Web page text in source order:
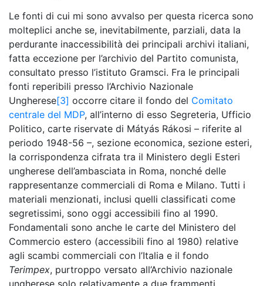
Le fonti di cui mi sono avvalso per questa ricerca sono
molteplici anche se, inevitabilmente, parziali, data la
perdurante inaccessibilità dei principali archivi italiani,
fatta eccezione per l’archivio del Partito comunista,
consultato presso l’istituto Gramsci. Fra le principali
fonti reperibili presso l’Archivio Nazionale
Ungherese[3] occorre citare il fondo del Comitato
centrale del MDP, all’interno di esso Segreteria, Ufficio
Politico, carte riservate di Mátyás Rákosi – riferite al
periodo 1948-56 –, sezione economica, sezione esteri,
la corrispondenza cifrata tra il Ministero degli Esteri
ungherese dell’ambasciata in Roma, nonché delle
rappresentanze commerciali di Roma e Milano. Tutti i
materiali menzionati, inclusi quelli classificati come
segretissimi, sono oggi accessibili fino al 1990.
Fondamentali sono anche le carte del Ministero del
Commercio estero (accessibili fino al 1980) relative
agli scambi commerciali con l’Italia e il fondo
Terimpex, purtroppo versato all’Archivio nazionale
ungherese solo relativamente a due frammenti